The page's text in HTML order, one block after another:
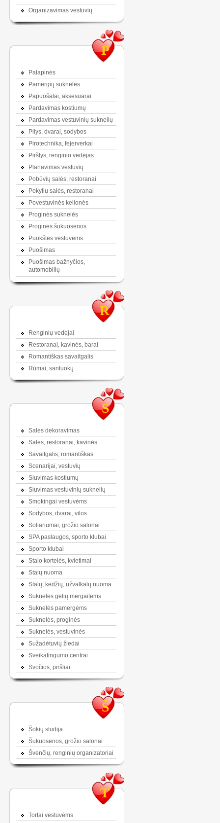
Organizavimas vestuvių
P
Palapinės
Pamergių suknelės
Papuošalai, aksesuarai
Pardavimas kostiumų
Pardavimas vestuvinių suknelių
Pilys, dvarai, sodybos
Pirotechnika, fejerverkai
Piršlys, renginio vedėjas
Planavimas vestuvių
Pobūvių salės, restoranai
Pokylių salės, restoranai
Povestuvinės kelionės
Proginės suknelės
Proginės šukuosenos
Puokštės vestuvėms
Puošimas
Puošimas bažnyčios,
automobilių
R
Renginių vedėjai
Restoranai, kavinės, barai
Romantiškas savaitgalis
Rūmai, santuokų
S
Salės dekoravimas
Salės, restoranai, kavinės
Savaitgalis, romantiškas
Scenarijai, vestuvių
Siuvimas kostiumų
Siuvimas vestuvinių suknelių
Smokingai vestuvėms
Sodybos, dvarai, vilos
Soliariumai, grožio salonai
SPA paslaugos, sporto klubai
Sporto klubai
Stalo kortelės, kvietimai
Stalų nuoma
Stalų, kėdžių, užvalkalų nuoma
Suknelės gėlių mergaitėms
Suknelės pamergėms
Suknelės, proginės
Suknelės, vestuvinės
Sužadėtuvių žiedai
Sveikatingumo centrai
Svočios, piršliai
Š
Šokių studija
Šukuosenos, grožio salonai
Švenčių, renginių organizatoriai
T
Tortai vestuvėms